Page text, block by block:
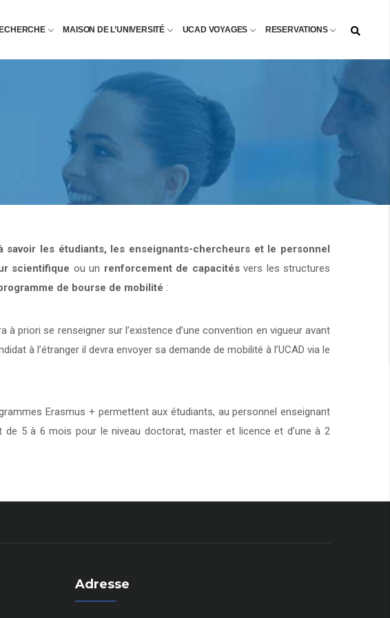
MAISON DE L’UNIVERSITÉ UCAD VOYAGES RESERVATIONS
savoir les étudiants, les enseignants-chercheurs et le personnel
scientifique ou un renforcement de capacitésvers les structures
de bourse de mobilité :
à priori se renseigner sur l’existence d’une convention en vigueur avant
à l’étranger il devra envoyer sa demande de mobilité à l’UCAD via le
Erasmus + permettent aux étudiants, au personnel enseignant
5 à 6 mois pour le niveau doctorat, master et licence et d’une à 2
Adresse